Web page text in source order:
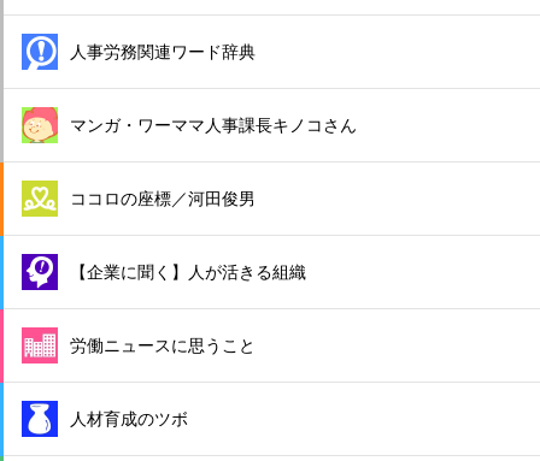
人事労務関連ワード辞典
マンガ・ワーママ人事課長キノコさん
ココロの座標／河田俊男
【企業に聞く】人が活きる組織
労働ニュースに思うこと
人材育成のツボ